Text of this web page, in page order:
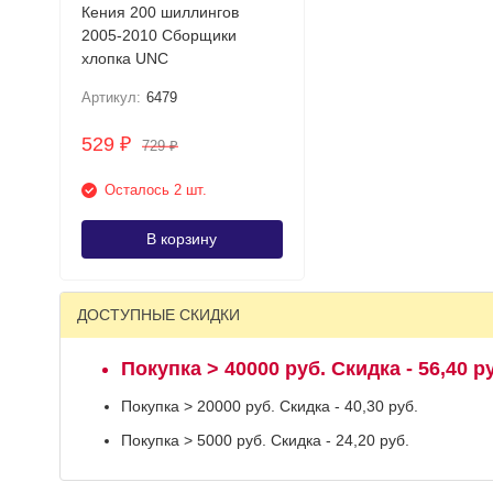
Кения 200 шиллингов
2005-2010 Сборщики
хлопка UNC
Артикул: 6479
529 ₽ 729₽
Осталось 2 шт.
В корзину
ДОСТУПНЫЕ СКИДКИ
Покупка > 40000 руб. Скидка - 56,40
Покупка > 20000 руб. Скидка - 40,30 руб.
Покупка > 5000 руб. Скидка - 24,20 руб.